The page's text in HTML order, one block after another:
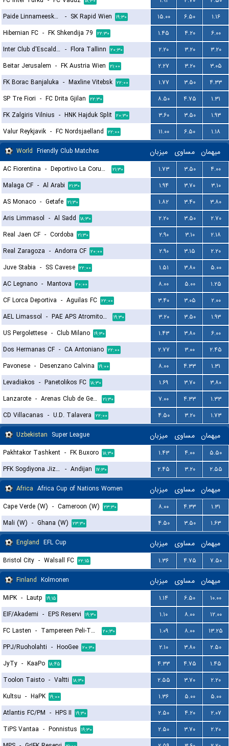
Paide Linnameeskond
- SK Rapid Wien ۱۹:۳۰ ۱۵.۰۰ ۶.۵۰
۱.۱۶
Hibernian FC - FK Shkendija 79 ۲۲:۳۰ ۱.۴۵ ۴.۲۰
۶.۰۰
Inter Club d'Escaldes - Flora Tallinn ۲۰:۳۰ ۲.۲۰ ۳.۲۰
۳.۲۰
Beitar Jerusalem - FK Austria Wien ۲۱:۰۰ ۲.۲۷ ۳.۲۰
۳.۰۵
FK Borac Banjaluka - Maxline Vitebsk ۲۲:۰۰ ۱.۷۷ ۳.۵۰
۴.۳۳
SP Tre Fiori - FC Drita Gjilan ۲۲:۳۰ ۸.۵۰ ۴.۷۵
۱.۳۱
FK Zalgiris Vilnius - HNK Hajduk Split ۲۰:۳۰ ۳.۶۰ ۳.۵۰
۱.۹۳
Valur Reykjavik - FC Nordsjaelland ۲۲:۰۰ ۱۱.۰۰ ۶.۵۰
۱.۱۸
World Friendly Club Matches میزبان مساوی میهمان
AC Fiorentina - Deportivo La Coruna ۲۱:۳۰ ۱.۷۳ ۳.۵۰
۴.۰۰
Malaga CF - Al Arabi ۲۱:۳۰ ۱.۹۴ ۳.۷۰
۳.۱۰
AS Monaco - Getafe ۲۱:۳۰ ۱.۸۲ ۳.۴۰
۳.۸۰
Aris Limmasol - Al Sadd ۱۸:۳۰ ۲.۲۰ ۳.۵۰
۲.۷۰
Real Jaen CF - Cordoba ۲۱:۳۰ ۲.۹۰ ۳.۱۰
۲.۱۸
Real Zaragoza - Andorra CF ۲۰:۰۰ ۲.۹۰ ۳.۱۵
۲.۲۰
Juve Stabia - SS Cavese ۲۲:۰۰ ۱.۵۱ ۳.۸۰
۵.۰۰
AC Legnano - Mantova ۲۰:۰۰ ۸.۰۰ ۵.۰۰
۱.۲۵
CF Lorca Deportiva - Aguilas FC ۲۲:۰۰ ۳.۴۰ ۳.۰۵
۲.۰۰
AEL Limassol - PAE APS Atromitos Athens ۱۹:۳۰ ۳.۲۰ ۳.۵۰
۱.۹۳
US Pergolettese - Club Milano ۱۹:۳۰ ۱.۴۳ ۳.۸۰
۶.۰۰
Dos Hermanas CF - CA Antoniano ۲۲:۰۰ ۲.۷۷ ۳.۰۰
۲.۴۵
Pavonese - Desenzano Calvina ۱۹:۰۰ ۸.۰۰ ۴.۳۳
۱.۳۱
Levadiakos - Panetolikos FC ۱۸:۳۰ ۱.۶۹ ۳.۷۰
۳.۸۰
Lanzarote - Arenas Club de Getxo ۲۱:۳۰ ۷.۰۰ ۴.۳۳
۱.۳۳
CD Villacanas - U.D. Talavera ۲۲:۰۰ ۴.۵۰ ۳.۲۰
۱.۷۳
Uzbekistan Super League میزبان مساوی میهمان
Pakhtakor Tashkent - FK Buxoro ۱۸:۳۰ ۱.۴۳ ۴.۰۰
۵.۵۰
PFK Sogdiyona Jizzax - Andijan ۱۷:۳۰ ۲.۴۵ ۳.۲۰
۲.۵۵
Africa Africa Cup of Nations Women میزبان مساوی میهمان
Cape Verde (W) - Cameroon (W) ۲۳:۳۰ ۸.۰۰ ۴.۳۳
۱.۳۱
Mali (W) - Ghana (W) ۲۳:۳۰ ۴.۵۰ ۳.۵۰
۱.۶۳
England EFL Cup میزبان مساوی میهمان
Bristol City - Walsall FC ۲۲:۱۵ ۱.۳۶ ۴.۷۵
۷.۵۰
Finland Kolmonen میزبان مساوی میهمان
MiPK - Lautp ۱۹:۱۵ ۱.۱۴ ۶.۵۰
۱۰.۰۰
EIF/Akademi - EPS Reservi ۱۹:۳۰ ۱.۱۰ ۸.۰۰
۱۲.۰۰
FC Lasten - Tampereen Peli-Toverit ۲۰:۳۰ ۱.۰۹ ۸.۰۰
۱۳.۲۵
PPJ/Ruoholahti - HooGee ۲۰:۳۰ ۲.۱۰ ۳.۸۰
۲.۵۰
JyTy - KaaPo ۱۸:۴۵ ۴.۳۳ ۴.۷۵
۱.۴۵
Toolon Taisto - Valtti ۱۸:۳۰ ۲.۵۵ ۳.۷۰
۲.۲۰
Kultsu - HaPK ۱۹:۰۰ ۱.۳۶ ۵.۰۰
۵.۰۰
Atlantis FC/PM - HPS II ۱۹:۳۰ ۲.۵۰ ۴.۲۰
۲.۰۷
TiPS Vantaa - Ponnistus ۱۹:۳۰ ۲.۵۰ ۳.۷۰
۲.۲۰